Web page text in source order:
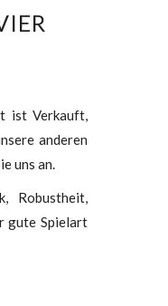
ist Verkauft,
anderen
uns an.
Robustheit,
gute Spielart